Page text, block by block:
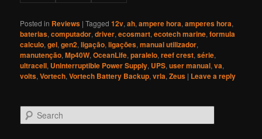
Posted in Reviews |Tagged 12v,ah,ampere hora,amperes hora,
baterias,computador,driver,ecosmart,ecotech marine,formula
calculo,gel,gen2,ligação,ligações,manual utilizador,
manutenção,Mp40W,OceanLife,paralelo,reef crest,série,
ultracell, Uninterruptible Power Supply, UPS,user manual,va,
volts,Vortech,Vortech Battery Backup,vrla,Zeus | Leave a reply
e